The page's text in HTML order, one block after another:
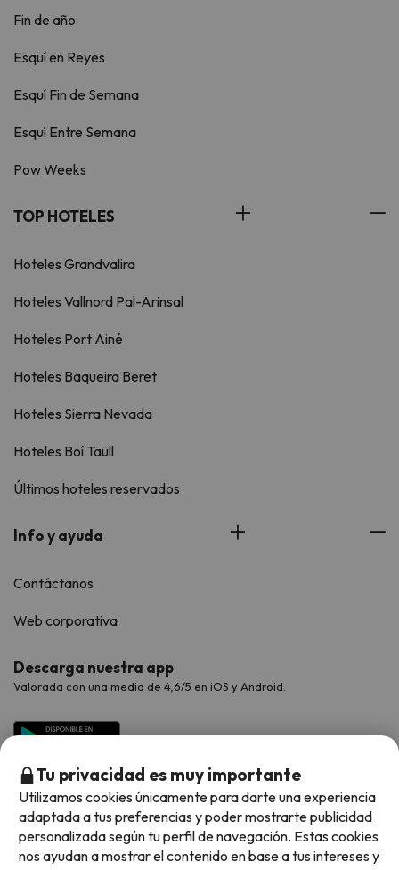
Fin de año
Esquí en Reyes
Esquí Fin de Semana
Esquí Entre Semana
Pow Weeks
TOP HOTELES
Hoteles Grandvalira
Hoteles Vallnord Pal-Arinsal
Hoteles Port Ainé
Hoteles Baqueira Beret
Hoteles Sierra Nevada
Hoteles Boí Taüll
Últimos hoteles reservados
Info y ayuda
Contáctanos
Web corporativa
Descarga nuestra app
Valorada con una media de 4,6/5 en iOS y Android.
Tu privacidad es muy importante
Utilizamos cookies únicamente para darte una experiencia
adaptada a tus preferencias y poder mostrarte publicidad
personalizada según tu perfil de navegación. Estas cookies
nos ayudan a mostrar el contenido en base a tus intereses y